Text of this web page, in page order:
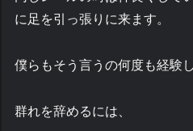
に足を引っ張りに来ます。
僕らもそう言うの何度も経験し
群れを辞めるには、